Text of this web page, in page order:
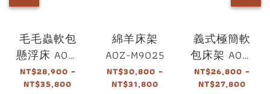
毛毛蟲軟包
懸浮床 AOZ-
M9032-F
NT$28,900 ~
NT$35,800
綿羊床架
AOZ-M9025
NT$30,800 ~
NT$31,800
義式極簡軟
包床架 AOZ-
1052
NT$26,800 ~
NT$27,800